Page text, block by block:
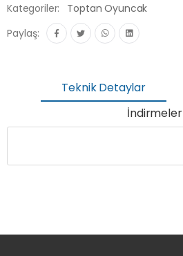
Kategoriler:
Toptan Oyuncak
Paylaş:
Teknik Detaylar
İndirmeler